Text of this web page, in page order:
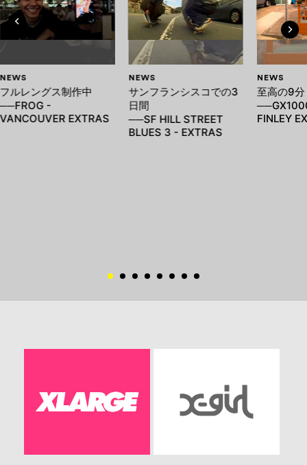
NEWS
フルレングス制作中
──FROG -
VANCOUVER EXTRAS
NEWS
サンフランシスコでの3
日間
──SF HILL STREET
BLUES 3 - EXTRAS
NEWS
至高の9分
FINLEY